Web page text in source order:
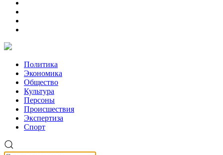
Политика
Экономика
Общество
Культура
Персоны
Происшествия
Экспертиза
Спорт